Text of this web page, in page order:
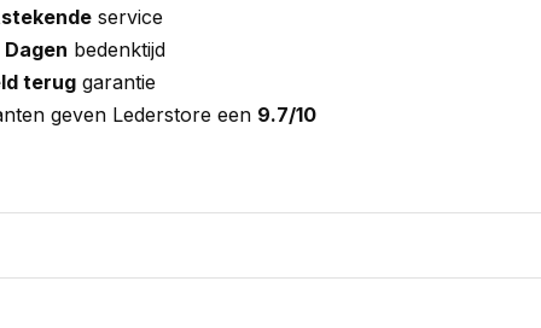
service
bedenktijd
terug garantie
geven Lederstore een 9.7/10